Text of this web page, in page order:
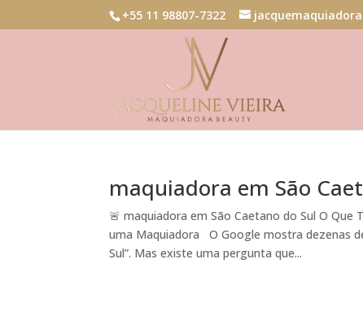
+55 11 98807-7322
maquiadora em São
🚨 maquiadora em São Caetano do Sul O
uma Maquiadora O Google mostra dezenas
Sul”. Mas existe uma pergunta que...